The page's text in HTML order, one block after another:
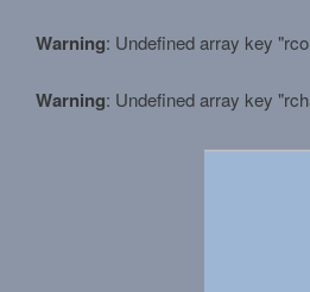
Warning: Undefined array key
Warning: Undefined array key